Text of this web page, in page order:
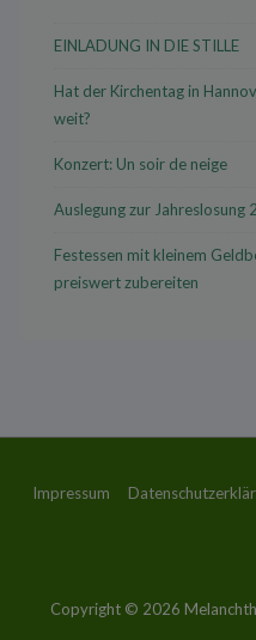
EINLADUNG IN DIE STILLE
Hat der Kirchentag in
weit?
Konzert: Un soir de neige
Auslegung zur Jahreslosung
Festessen mit kleinem
preiswert zubereiten
Footer-
Impressum
Copyright © 2026